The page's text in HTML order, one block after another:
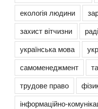
екологія людини
захист вітчизни
українська мова
самоменеджмент
трудове право
інформаційно-